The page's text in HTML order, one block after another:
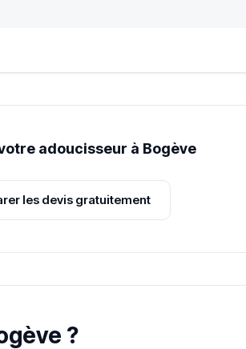
adoucisseur à Bogève
les devis gratuitement
?